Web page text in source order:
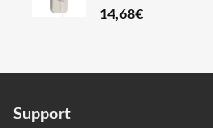
14,68€
Support